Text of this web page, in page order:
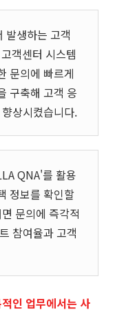
발생하는 고객
객센터 시스템
문의에 빠르게
구축해 고객 응
상시켰습니다.
QNA'를 활용
정보를 확인할
문의에 즉각적
참여율과 고객
인 업무에서는 사